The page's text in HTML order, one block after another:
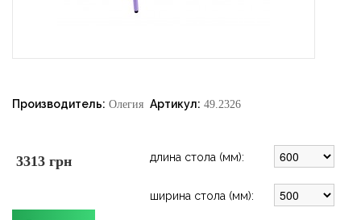
Производитель: Олегия
3313 грн
Артикул: 49.2326
длина стола (мм):
ширина стола (мм):